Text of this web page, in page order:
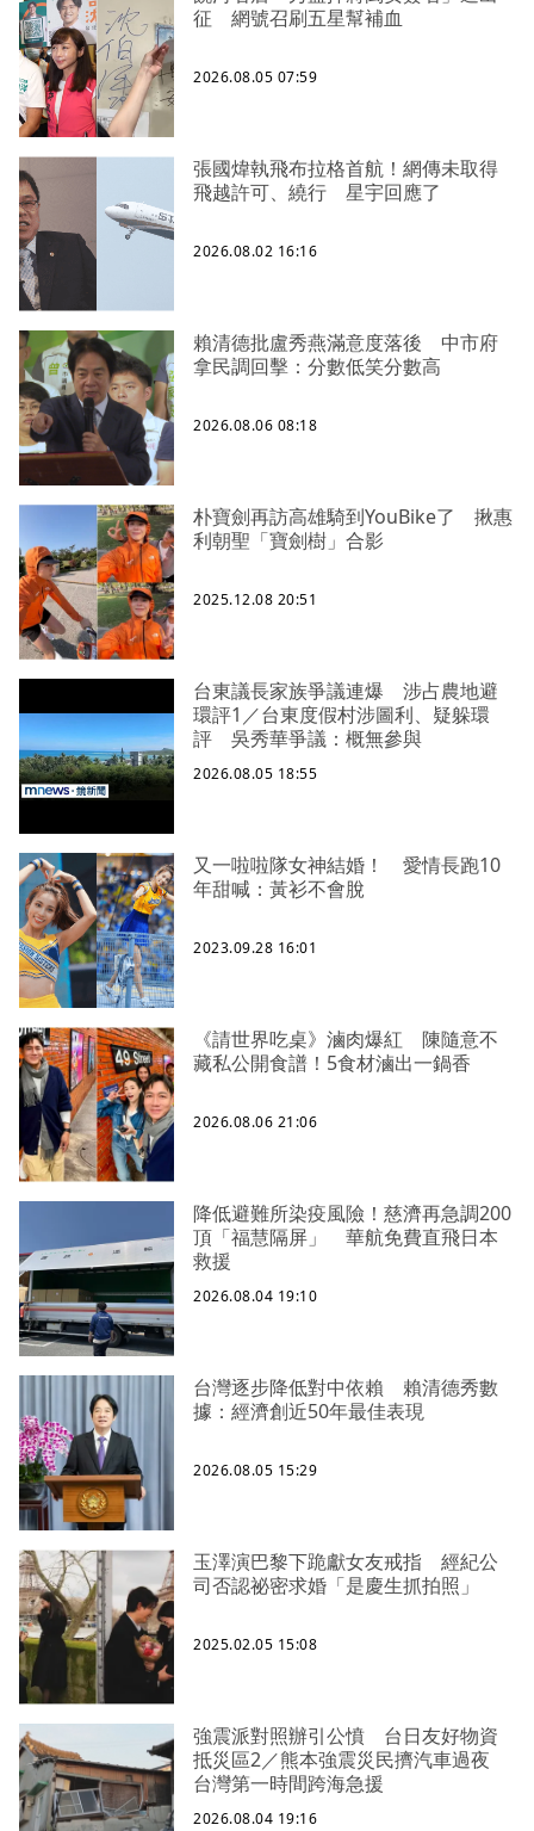
征 網號召刷五星幫補血
2026.08.05 07:59
張國煒執飛布拉格首航！網傳未取得
飛越許可、繞行 星宇回應了
2026.08.02 16:16
賴清德批盧秀燕滿意度落後 中市府
拿民調回擊：分數低笑分數高
2026.08.06 08:18
朴寶劍再訪高雄騎到YouBike了 揪惠
利朝聖「寶劍樹」合影
2025.12.08 20:51
台東議長家族爭議連爆 涉占農地避
環評1／台東度假村涉圖利、疑躲環
評 吳秀華爭議：概無參與
2026.08.05 18:55
又一啦啦隊女神結婚！ 愛情長跑10
年甜喊：黃衫不會脫
2023.09.28 16:01
《請世界吃桌》滷肉爆紅 陳隨意不
藏私公開食譜！5食材滷出一鍋香
2026.08.06 21:06
降低避難所染疫風險！慈濟再急調200
頂「福慧隔屏」 華航免費直飛日本
救援
2026.08.04 19:10
台灣逐步降低對中依賴 賴清德秀數
據：經濟創近50年最佳表現
2026.08.05 15:29
玉澤演巴黎下跪獻女友戒指 經紀公
司否認祕密求婚「是慶生抓拍照」
2025.02.05 15:08
強震派對照辦引公憤 台日友好物資
抵災區2／熊本強震災民擠汽車過夜
台灣第一時間跨海急援
2026.08.04 19:16